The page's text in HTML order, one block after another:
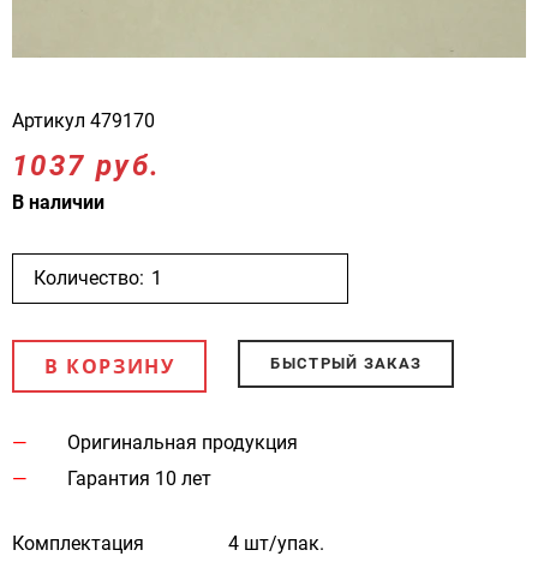
Артикул 479170
1037 руб.
В наличии
Количество:
В КОРЗИНУ БЫСТРЫЙ ЗАКАЗ
Оригинальная продукция
Гарантия 10 лет
Комплектация 4 шт/упак.